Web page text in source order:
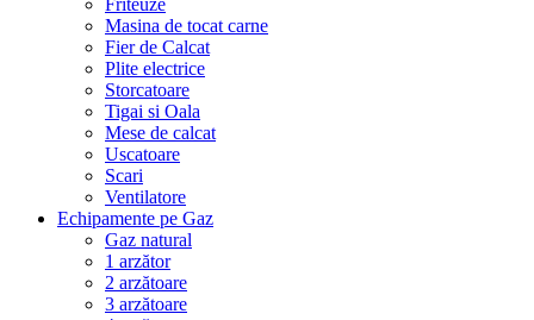
Friteuze
Masina de tocat carne
Fier de Calcat
Plite electrice
Storcatoare
Tigai si Oala
Mese de calcat
Uscatoare
Scari
Ventilatore
Echipamente pe Gaz
Gaz natural
1 arzător
2 arzătoare
3 arzătoare